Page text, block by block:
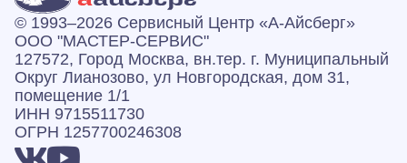
© 1993–2026 Сервисный Центр «А‑Айсберг»
ООО "МАСТЕР-СЕРВИС"
127572, Город Москва, вн.тер. г. Муниципальный
Округ Лианозово, ул Новгородская, дом 31,
помещение 1/1
ИНН 9715511730
ОГРН 1257700246308